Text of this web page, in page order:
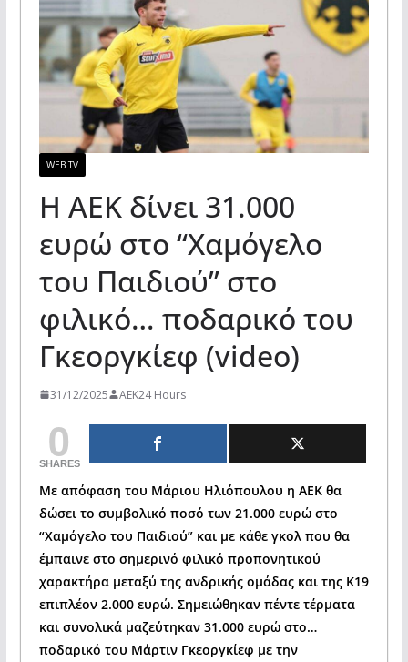
WEB TV
Η ΑΕΚ δίνει 31.000
ευρώ στο “Χαμόγελο
του Παιδιού” στο
φιλικό… ποδαρικό του
Γκεοργκίεφ (video)
31/12/2025 AEK24 Hours
0
SHARES
Με απόφαση του Μάριου Ηλιόπουλου η ΑΕΚ θα
δώσει το συμβολικό ποσό των 21.000 ευρώ στο
“Χαμόγελο του Παιδιού” και με κάθε γκολ που θα
έμπαινε στο σημερινό φιλικό προπονητικού
χαρακτήρα μεταξύ της ανδρικής ομάδας και της Κ19
επιπλέον 2.000 ευρώ. Σημειώθηκαν πέντε τέρματα
και συνολικά μαζεύτηκαν 31.000 ευρώ στο…
ποδαρικό του Μάρτιν Γκεοργκίεφ με την